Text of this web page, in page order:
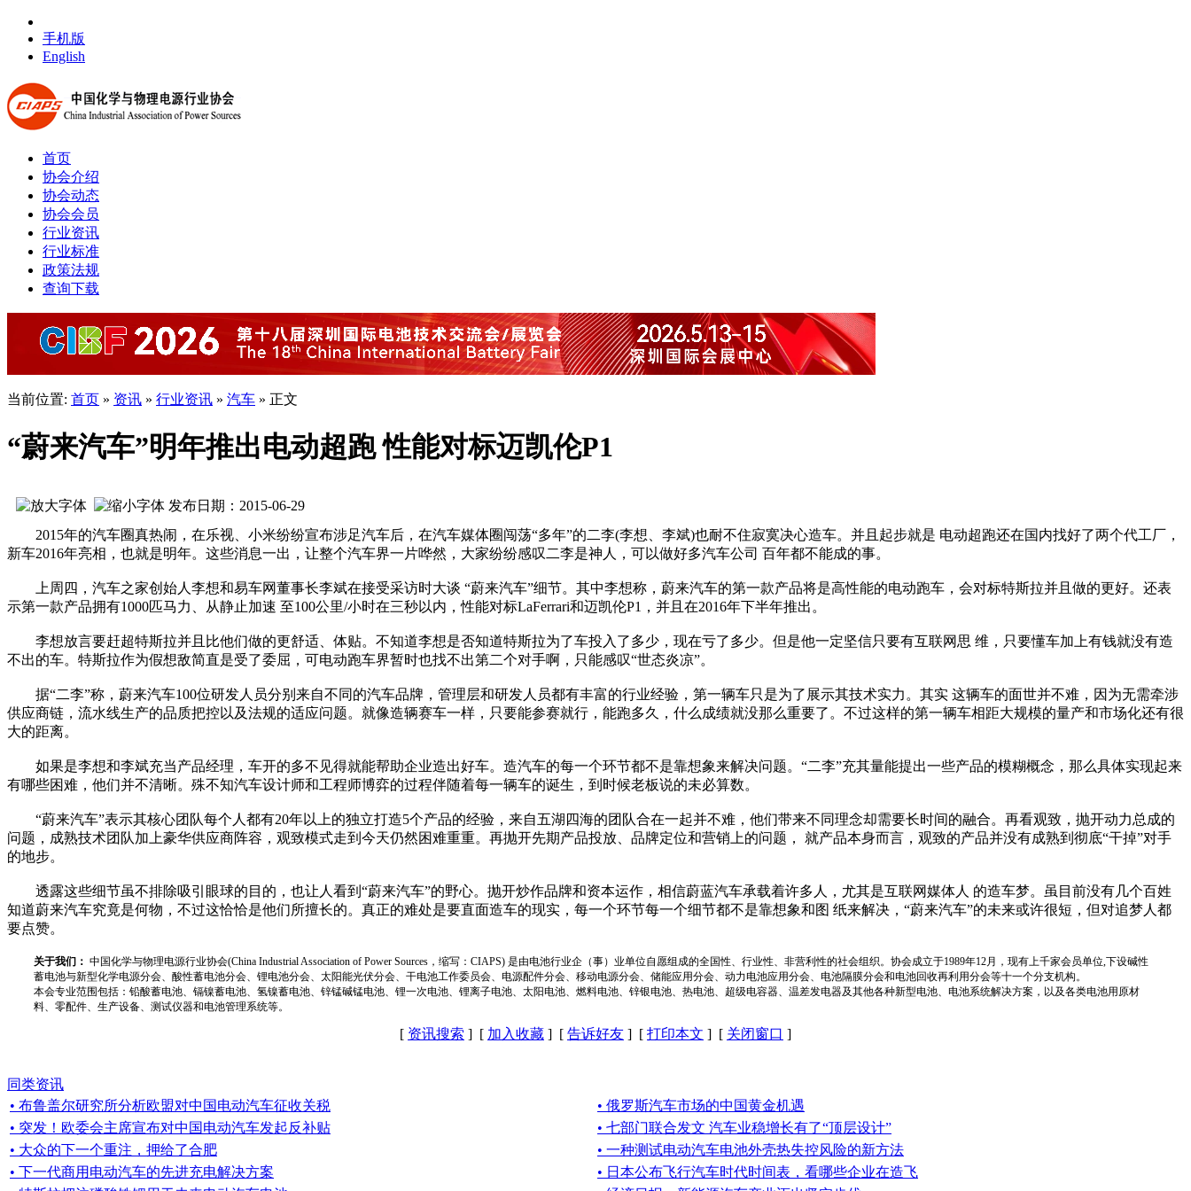
手机版
English
首页
协会介绍
协会动态
协会会员
行业资讯
行业标准
政策法规
查询下载
当前位置: 首页 » 资讯 » 行业资讯 » 汽车 » 正文
“蔚来汽车”明年推出电动超跑 性能对标迈凯伦P1
发布日期：2015-06-29
2015年的汽车圈真热闹，在乐视、小米纷纷宣布涉足汽车后，在汽车媒体圈闯荡“多年”的二李(李想、李斌)也耐不住寂寞决心造车。并且起步就是 电动超跑还在国内找好了两个代工厂，
新车2016年亮相，也就是明年。这些消息一出，让整个汽车界一片哗然，大家纷纷感叹二李是神人，可以做好多汽车公司 百年都不能成的事。
上周四，汽车之家创始人李想和易车网董事长李斌在接受采访时大谈 “蔚来汽车”细节。其中李想称，蔚来汽车的第一款产品将是高性能的电动跑车，会对标特斯拉并且做的更好。还表
示第一款产品拥有1000匹马力、从静止加速 至100公里/小时在三秒以内，性能对标LaFerrari和迈凯伦P1，并且在2016年下半年推出。
李想放言要赶超特斯拉并且比他们做的更舒适、体贴。不知道李想是否知道特斯拉为了车投入了多少，现在亏了多少。但是他一定坚信只要有互联网思 维，只要懂车加上有钱就没有造
不出的车。特斯拉作为假想敌简直是受了委屈，可电动跑车界暂时也找不出第二个对手啊，只能感叹“世态炎凉”。
据“二李”称，蔚来汽车100位研发人员分别来自不同的汽车品牌，管理层和研发人员都有丰富的行业经验，第一辆车只是为了展示其技术实力。其实 这辆车的面世并不难，因为无需牵涉
供应商链，流水线生产的品质把控以及法规的适应问题。就像造辆赛车一样，只要能参赛就行，能跑多久，什么成绩就没那么重要了。不过这样的第一辆车相距大规模的量产和市场化还有很
大的距离。
如果是李想和李斌充当产品经理，车开的多不见得就能帮助企业造出好车。造汽车的每一个环节都不是靠想象来解决问题。“二李”充其量能提出一些产品的模糊概念，那么具体实现起来
有哪些困难，他们并不清晰。殊不知汽车设计师和工程师博弈的过程伴随着每一辆车的诞生，到时候老板说的未必算数。
“蔚来汽车”表示其核心团队每个人都有20年以上的独立打造5个产品的经验，来自五湖四海的团队合在一起并不难，他们带来不同理念却需要长时间的融合。再看观致，抛开动力总成的
问题，成熟技术团队加上豪华供应商阵容，观致模式走到今天仍然困难重重。再抛开先期产品投放、品牌定位和营销上的问题， 就产品本身而言，观致的产品并没有成熟到彻底“干掉”对手
的地步。
透露这些细节虽不排除吸引眼球的目的，也让人看到“蔚来汽车”的野心。抛开炒作品牌和资本运作，相信蔚蓝汽车承载着许多人，尤其是互联网媒体人 的造车梦。虽目前没有几个百姓
知道蔚来汽车究竟是何物，不过这恰恰是他们所擅长的。真正的难处是要直面造车的现实，每一个环节每一个细节都不是靠想象和图 纸来解决，“蔚来汽车”的未来或许很短，但对追梦人都
要点赞。
关于我们： 中国化学与物理电源行业协会(China Industrial Association of Power Sources，缩写：CIAPS) 是由电池行业企（事）业单位自愿组成的全国性、行业性、非营利性的社会组织。协会成立于1989年12月，现有上千家会员单位,下设碱性
蓄电池与新型化学电源分会、酸性蓄电池分会、锂电池分会、太阳能光伏分会、干电池工作委员会、电源配件分会、移动电源分会、储能应用分会、动力电池应用分会、电池隔膜分会和电池回收再利用分会等十一个分支机构。
本会专业范围包括：铅酸蓄电池、镉镍蓄电池、氢镍蓄电池、锌锰碱锰电池、锂一次电池、锂离子电池、太阳电池、燃料电池、锌银电池、热电池、超级电容器、温差发电器及其他各种新型电池、电池系统解决方案，以及各类电池用原材
料、零配件、生产设备、测试仪器和电池管理系统等。
[ 资讯搜索 ] [ 加入收藏 ] [ 告诉好友 ] [ 打印本文 ] [ 关闭窗口 ]
同类资讯
• 布鲁盖尔研究所分析欧盟对中国电动汽车征收关税
• 俄罗斯汽车市场的中国黄金机遇
• 突发！欧委会主席宣布对中国电动汽车发起反补贴
• 七部门联合发文 汽车业稳增长有了“顶层设计”
• 大众的下一个重注，押给了合肥
• 一种测试电动汽车电池外壳热失控风险的新方法
• 下一代商用电动汽车的先进充电解决方案
• 日本公布飞行汽车时代时间表，看哪些企业在造飞